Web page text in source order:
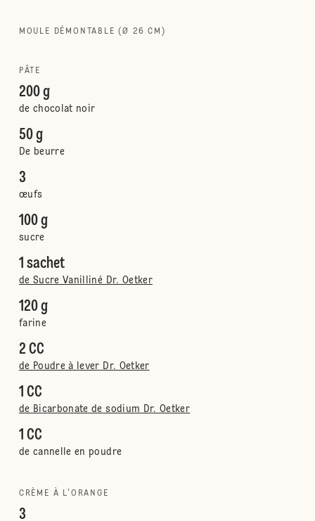
MOULE DÉMONTABLE (Ø 26 CM)
PÂTE
200 g
de chocolat noir
50 g
De beurre
3
œufs
100 g
sucre
1 sachet
de Sucre Vanilliné Dr. Oetker
120 g
farine
2 CC
de Poudre à lever Dr. Oetker
1 CC
de Bicarbonate de sodium Dr. Oetker
1 CC
de cannelle en poudre
CRÈME À L'ORANGE
3